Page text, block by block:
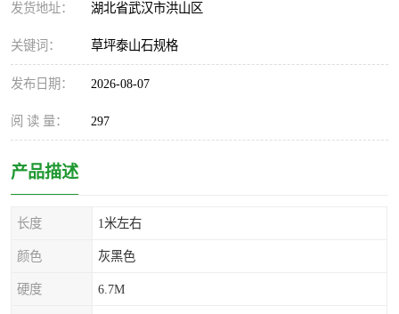
发货地址： 湖北省武汉市洪山区
关键词： 草坪泰山石规格
发布日期： 2026-08-07
阅 读 量： 297
产品描述
长度 1米左右
颜色 灰黑色
硬度 6.7M